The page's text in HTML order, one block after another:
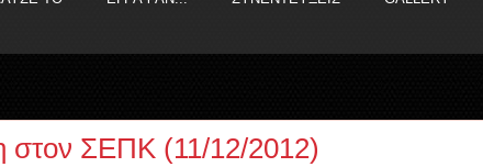
στον ΣΕΠΚ (11/12/2012)